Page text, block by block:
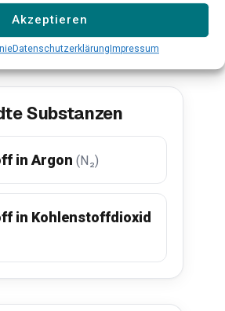
Akzeptieren
DatenschutzerklärungImpressum
Substanzen
in Argon (N₂)
in Kohlenstoffdioxid